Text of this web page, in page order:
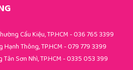
Cầu Kiệu, TP.HCM-036 765 3399
Thông, TP.HCM-079 779 3399
Sơn Nhì, TP.HCM-0335 053 399